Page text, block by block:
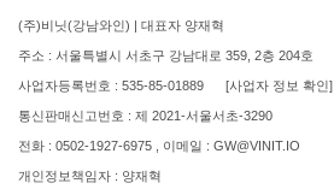
(주)비닛(강남와인) | 대표자 양재혁
주소 : 서울특별시 서초구 강남대로 359, 2층 204호
사업자등록번호 : 535-85-01889 [사업자 정보 확인]
통신판매신고번호 : 제 2021-서울서초-3290
전화 : 0502-1927-6975 , 이메일 : GW@VINIT.IO
개인정보책임자 : 양재혁